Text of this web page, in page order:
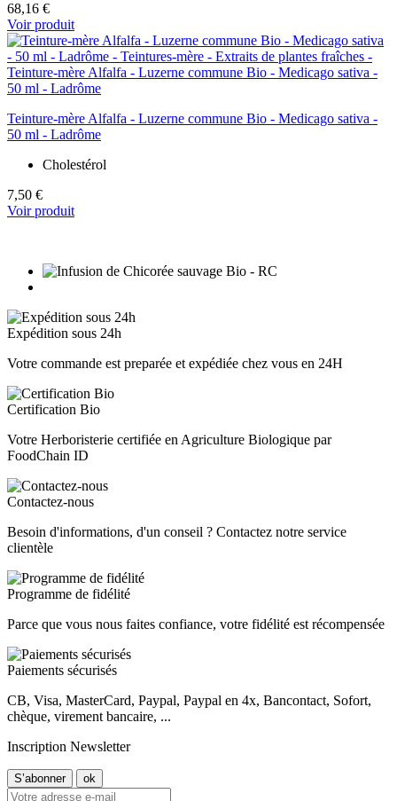
68,16 €
Voir produit
Teinture-mère Alfalfa - Luzerne commune Bio - Medicago sativa -
50 ml - Ladrôme
Cholestérol
7,50 €
Voir produit
Expédition sous 24h
Votre commande est preparée et expédiée chez vous en 24H
Certification Bio
Votre Herboristerie certifiée en Agriculture Biologique par
FoodChain ID
Contactez-nous
Besoin d'informations, d'un conseil ? Contactez notre service
clientèle
Programme de fidélité
Parce que vous nous faites confiance, votre fidélité est récompensée
Paiements sécurisés
CB, Visa, MasterCard, Paypal, Paypal en 4x, Bancontact, Sofort,
chèque, virement bancaire, ...
Inscription Newsletter